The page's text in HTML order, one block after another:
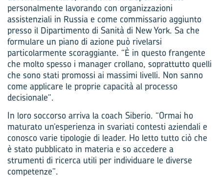
personalmente lavorando con organizzazioni
assistenziali in Russia e come commissario aggiunto
presso il Dipartimento di Sanità di New York. Sa che
formulare un piano di azione può rivelarsi
particolarmente scoraggiante. “È in questo frangente
che molto spesso i manager crollano, soprattutto quelli
che sono stati promossi ai massimi livelli. Non sanno
come applicare le proprie capacità al processo
decisionale”.
In loro soccorso arriva la coach Siberio. “Ormai ho
maturato un’esperienza in svariati contesti aziendali e
conosco varie tipologie di leader. Ho letto tutto ciò che
è stato pubblicato in materia e so accedere a
strumenti di ricerca utili per individuare le diverse
competenze”.